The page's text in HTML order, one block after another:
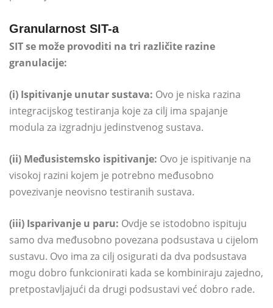
Granularnost SIT-a
SIT se može provoditi na tri različite razine
granulacije:
(i) Ispitivanje unutar sustava: Ovo je niska razina
integracijskog testiranja koje za cilj ima spajanje
modula za izgradnju jedinstvenog sustava.
(ii) Međusistemsko ispitivanje: Ovo je ispitivanje na
visokoj razini kojem je potrebno međusobno
povezivanje neovisno testiranih sustava.
(iii) Isparivanje u paru: Ovdje se istodobno ispituju
samo dva međusobno povezana podsustava u cijelom
sustavu. Ovo ima za cilj osigurati da dva podsustava
mogu dobro funkcionirati kada se kombiniraju zajedno,
pretpostavljajući da drugi podsustavi već dobro rade.